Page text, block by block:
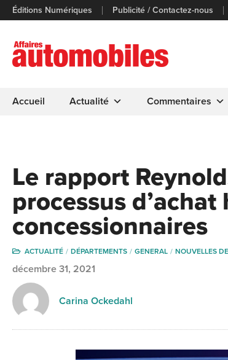
Éditions Numériques Publicité / Contactez-nous
Accueil Actualité Commentaires
Le rapport
processus
concessionnaires
ACTUALITÉ DÉPARTEMENTS GENERAL NOUVELLES
décembre 31, 2021
Carina Ockedahl